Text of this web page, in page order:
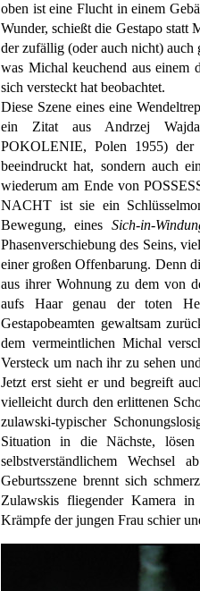
oben ist eine Flucht in einem
Wunder, schießt die Gestapo statt
der zufällig (oder auch nicht) auch
was Michal keuchend aus einem
sich versteckt hat beobachtet.
Diese Szene eines eine
ein Zitat aus Andrzej
POKOLENIE, Polen 1955) der
beeindruckt hat, sondern auch
wiederum am Ende von
NACHT ist sie ein
Bewegung, eines Sich-in-
Phasenverschiebung des Seins,
einer großen Offenbarung. Denn
aus ihrer Wohnung zu dem von
aufs Haar genau der toten
Gestapobeamten gewaltsam
dem vermeintlichen Michal
Versteck um nach ihr zu sehen
Jetzt erst sieht er und begreift
vielleicht durch den erlittenen
zulawski-typischer
Situation in die Nächste, lösen
selbstverständlichem Wechsel
Geburtsszene brennt sich
Zulawskis fliegender Kamera
Krämpfe der jungen Frau schier